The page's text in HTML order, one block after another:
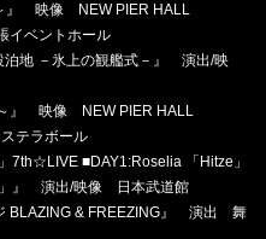
』 映像 NEW PIER HALL
ベントホール
泊地 －氷上の観艦式－』 演出/映
～』 映像 NEW PIER HALL
テラボール
7th☆LIVE ■DAY1:Roselia 「Hitze」
」』 演出/映像 日本武道館
BLAZING & FREEZING』 演出 舞